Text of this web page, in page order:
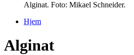
Alginat. Foto: Mikael Schneider.
Hjem
Alginat